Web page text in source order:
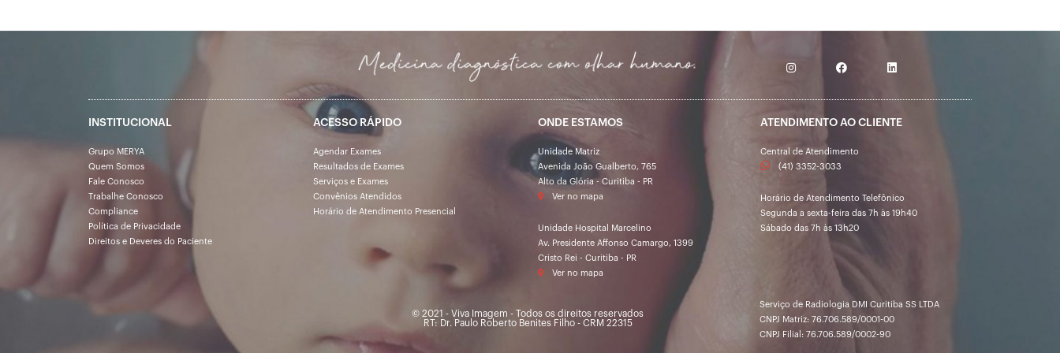
INSTITUCIONAL
Grupo MERYA
Quem Somos
Fale Conosco
Trabalhe Conosco
Compliance
Política de Privacidade
Direitos e Deveres do Paciente
ACESSO RÁPIDO
Agendar Exames
Resultados de Exames
Serviços e Exames
Convênios Atendidos
Horário de Atendimento Presencial
ONDE ESTAMOS
Unidade Matriz
Avenida João Gualberto, 765
Alto da Glória - Curitiba - PR
Ver no mapa
Unidade Hospital Marcelino
Av. Presidente Affonso Camargo, 1399
Cristo Rei - Curitiba - PR
Ver no mapa
ATENDIMENTO AO CLIENTE
Central de Atendimento
(41) 3352-3033
Horário de Atendimento Telefônico
Segunda a sexta-feira das 7h às 19h40
Sábado das 7h às 13h20
© 2021 - Viva Imagem - Todos os direitos reservados
RT: Dr. Paulo Roberto Benites Filho - CRM 22315
Serviço de Radiologia DMI Curitiba SS LTDA
CNPJ Matriz: 76.706.589/0001-00
CNPJ Filial: 76.706.589/0002-90